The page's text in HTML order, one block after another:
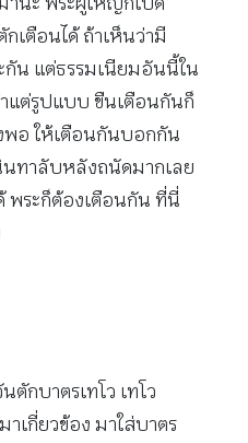
เตือนได้ ถ้าเห็นว่ามี
กัน แต่ธรรมเนียมอันนี้ใน
แต่รูปแบบ ขืนเตือนกันก็
พอ ให้เตือนกันบอกกัน
นทาลับหลังถนัดมากเลย
พระก็ต้องเตือนกัน ที่นี่
กบาตรเทโว เทโว
เกี่ยวข้อง มาใส่บาตร